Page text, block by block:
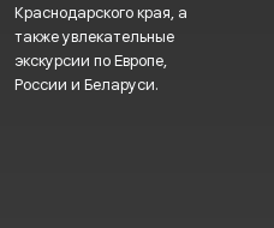
Краснодарского края, а
также увлекательные
экскурсии по Европе,
России и Беларуси.